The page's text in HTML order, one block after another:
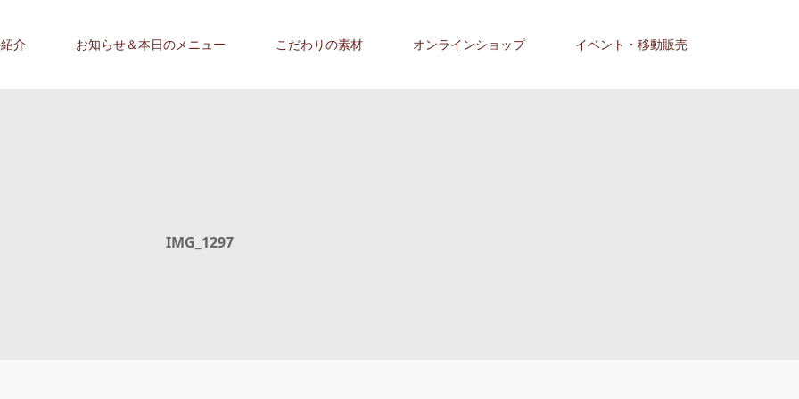
介 お知らせ＆本日のメニュー こだわりの素材 オンラインショップ イベント・移動販売
IMG_1297